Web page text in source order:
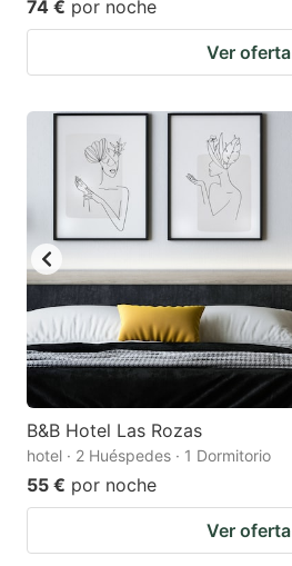
74 € por noche
Ver oferta
B&B Hotel Las Rozas
hotel · 2 Huéspedes · 1 Dormitorio
55 € por noche
Ver oferta